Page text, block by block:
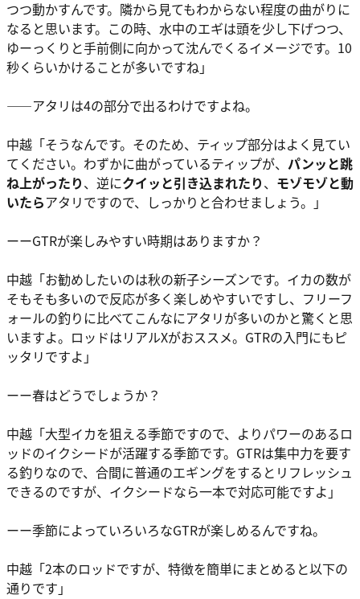
つつ動かすんです。隣から見てもわからない程度の曲がりに
なると思います。この時、水中のエギは頭を少し下げつつ、
ゆーっくりと手前側に向かって沈んでくるイメージです。10
秒くらいかけることが多いですね」
――アタリは4の部分で出るわけですよね。
中越 「そうなんです。そのため、ティップ部分はよく見てい
てください。わずかに曲がっているティップが、 パンッと跳
ね上がったり、逆にクイッと引き込まれたり、 モゾモゾと動
いたらアタリですので、しっかりと合わせましょう。」
ーーGTRが楽しみやすい時期はありますか？
中越 「お勧めしたいのは秋の新子シーズンです。イカの数が
そもそも多いので反応が多く楽しめやすいですし、フリーフ
ォールの釣りに比べてこんなにアタリが多いのかと驚くと思
いますよ。ロッドはリアルXがおススメ。GTRの入門にもピ
ッタリですよ」
ーー春はどうでしょうか？
中越 「大型イカを狙える季節ですので、よりパワーのあるロ
ッドのイクシードが活躍する季節です。GTRは集中力を要す
る釣りなので、合間に普通のエギングをするとリフレッシュ
できるのですが、イクシードなら一本で対応可能ですよ」
ーー季節によっていろいろなGTRが楽しめるんですね。
中越 「2本のロッドですが、特徴を簡単にまとめると以下の
通りです」